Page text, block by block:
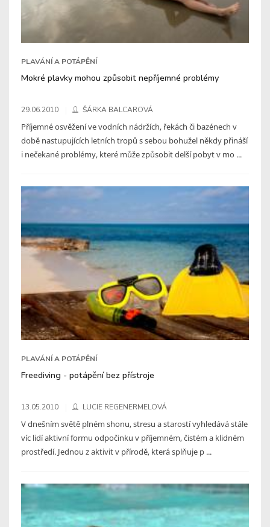
PLAVÁNÍ A POTÁPĚNÍ
Mokré plavky mohou způsobit nepříjemné problémy
29.06.2010 ŠÁRKA BALCAROVÁ
Příjemné osvěžení ve vodních nádržích, řekách či bazénech v
době nastupujících letních tropů s sebou bohužel někdy přináší
i nečekané problémy, které může způsobit delší pobyt v mo ...
PLAVÁNÍ A POTÁPĚNÍ
Freediving - potápění bez přístroje
13.05.2010 LUCIE REGENERMELOVÁ
V dnešním světě plném shonu, stresu a starostí vyhledává stále
víc lidí aktivní formu odpočinku v příjemném, čistém a klidném
prostředí. Jednou z aktivit v přírodě, která splňuje p ...